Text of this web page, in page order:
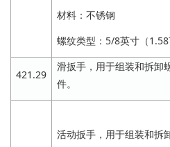
材料：不锈钢
螺纹类型：5/8英寸（
421.29
滑扳手，用于组装和拆卸
件。
活动扳手，用于组装和拆